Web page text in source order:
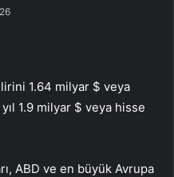
1.64 milyar $ veya
1.9 milyar $ veya hisse
ABD ve en büyük Avrupa